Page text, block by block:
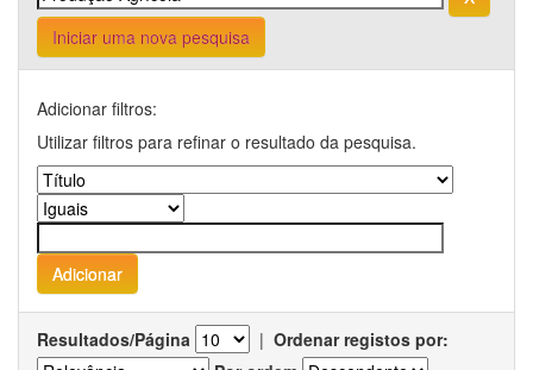
Iniciar uma nova pesquisa
Adicionar filtros:
Utilizar filtros para refinar o resultado da pesquisa.
Resultados/Página | Ordenar registos por: